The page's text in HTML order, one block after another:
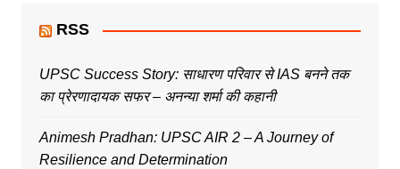
RSS
UPSC Success Story: साधारण परिवार से IAS बनने तक
का प्रेरणादायक सफर – अनन्या शर्मा की कहानी
Animesh Pradhan: UPSC AIR 2 – A Journey of
Resilience and Determination